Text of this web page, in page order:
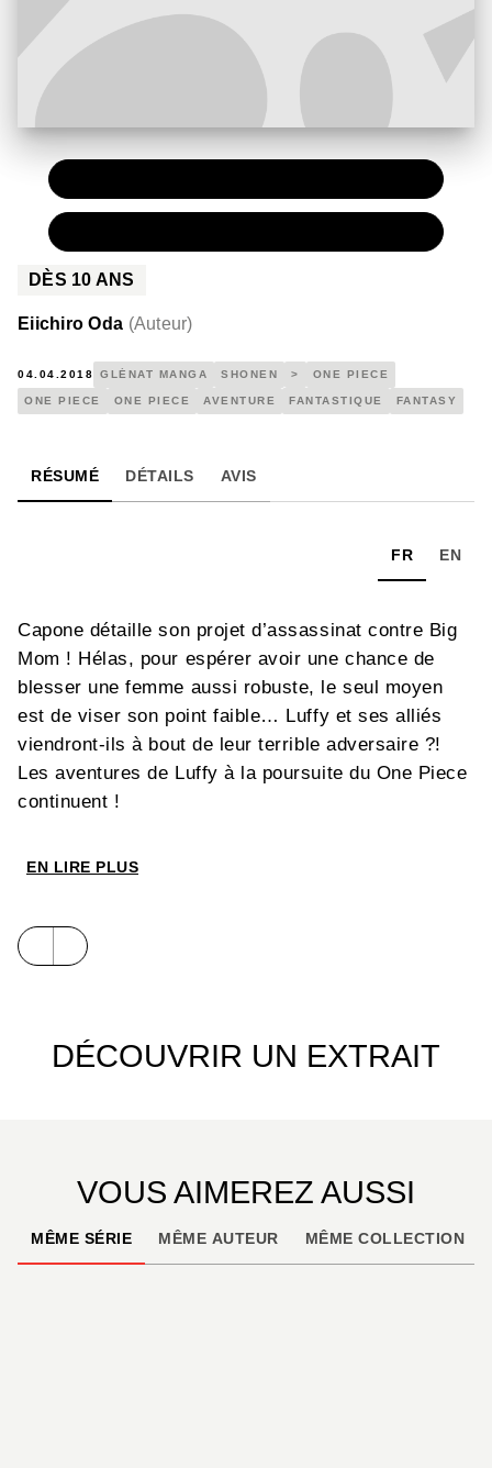
DÈS 10 ANS
Eiichiro Oda (Auteur)
04.04.2018 GLÉNAT MANGA SHONEN > ONE PIECE
ONE PIECE ONE PIECE AVENTURE FANTASTIQUE FANTASY
RÉSUMÉ DÉTAILS AVIS
FR EN
Capone détaille son projet d’assassinat contre Big
Mom ! Hélas, pour espérer avoir une chance de
blesser une femme aussi robuste, le seul moyen
est de viser son point faible… Luffy et ses alliés
viendront-ils à bout de leur terrible adversaire ?!
Les aventures de Luffy à la poursuite du One Piece
continuent !
EN LIRE PLUS
DÉCOUVRIR UN EXTRAIT
VOUS AIMEREZ AUSSI
MÊME SÉRIE MÊME AUTEUR MÊME COLLECTION